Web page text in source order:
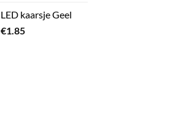
LED kaarsje Geel
€1.85